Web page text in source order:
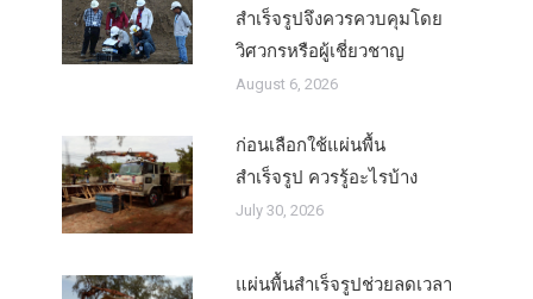
สำเร็จรูปจึงควรควบคุมโดย
วิศวกรหรือผู้เชี่ยวชาญ
August 6, 2026
ก่อนเลือกใช้แผ่นพื้น
สำเร็จรูป ควรรู้อะไรบ้าง
July 30, 2026
แผ่นพื้นสำเร็จรูปช่วยลดเวลา